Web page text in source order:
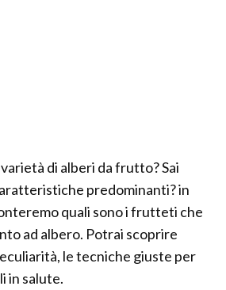
di alberi da frutto? Sai
predominanti? in
quali sono i frutteti che
ad albero. Potrai scoprire
le tecniche giuste per
in salute.